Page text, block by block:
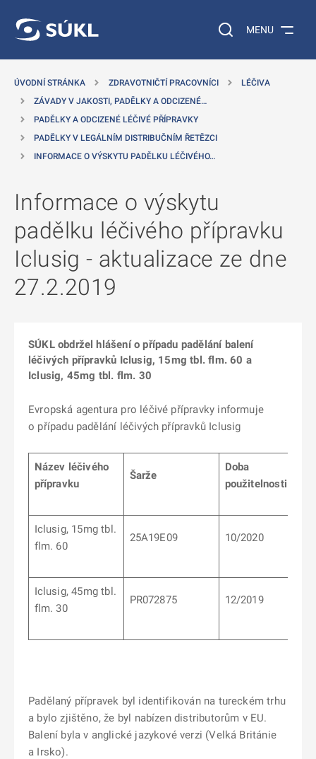
Vyhledávání na
MENU
ÚVODNÍ STRÁNKA ZDRAVOTNIČTÍ PRACOVNÍCI
LÉČIVA
ZÁVADY V JAKOSTI, PADĚLKY A ODCIZENÉ…
PADĚLKY A ODCIZENÉ LÉČIVÉ PŘÍPRAVKY
PADĚLKY V LEGÁLNÍM DISTRIBUČNÍM ŘETĚZCI
INFORMACE O VÝSKYTU PADĚLKU LÉČIVÉHO…
Informace o výskytu
padělku léčivého přípravku
Iclusig - aktualizace ze dne
27.2.2019
SÚKL obdržel hlášení o případu padělání balení
léčivých přípravků Iclusig, 15mg tbl. flm. 60 a
Iclusig, 45mg tbl. flm. 30
Evropská agentura pro léčivé přípravky informuje
o případu padělání léčivých přípravků Iclusig
Název léčivého
přípravku
Šarže
Doba
použitelnosti
Iclusig, 15mg tbl.
flm. 60
25A19E09 10/2020
Iclusig, 45mg tbl.
flm. 30
PR072875 12/2019
Padělaný přípravek byl identifikován na tureckém trhu
a bylo zjištěno, že byl nabízen distributorům v EU.
Balení byla v anglické jazykové verzi (Velká Británie
a Irsko).